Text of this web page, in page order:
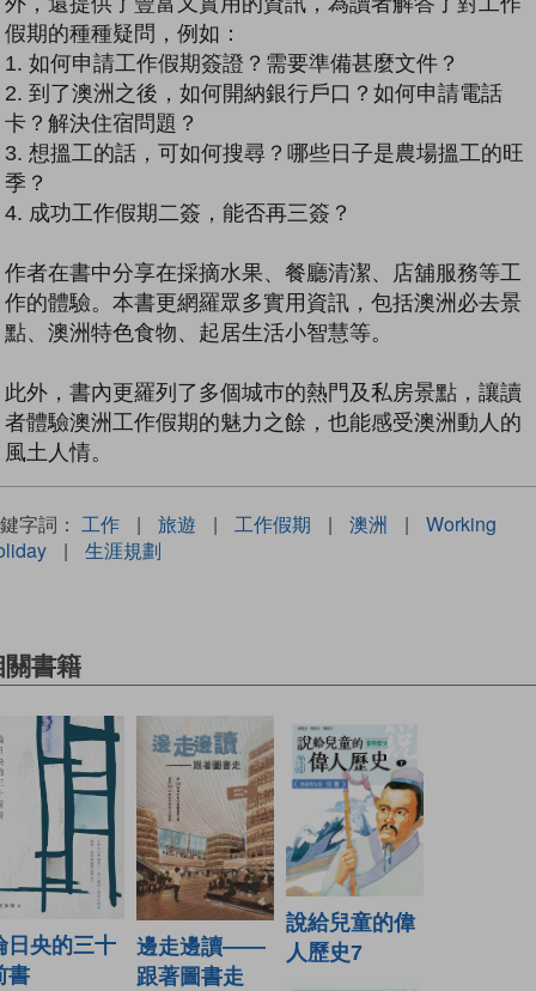
假期的種種疑問，例如：
1. 如何申請工作假期簽證？需要準備甚麼文件？
2. 到了澳洲之後，如何開納銀行戶口？如何申請電話
卡？解決住宿問題？
3. 想搵工的話，可如何搜尋？哪些日子是農場搵工的旺
季？
4. 成功工作假期二簽，能否再三簽？
作者在書中分享在採摘水果、餐廳清潔、店舖服務等工
作的體驗。本書更網羅眾多實用資訊，包括澳洲必去景
點、澳洲特色食物、起居生活小智慧等。
此外，書內更羅列了多個城巿的熱門及私房景點，讓讀
者體驗澳洲工作假期的魅力之餘，也能感受澳洲動人的
風土人情。
字詞： 工作 | 旅遊 | 工作假期 | 澳洲 |
Working
| 生涯規劃
關書籍
日央的三十
書
邊走邊讀——
跟著圖書走
說給兒童的偉
人歷史7